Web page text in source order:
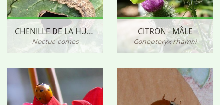
CHENILLE DE LA HULOTTE (NOCTUELLE)
Noctua comes
CITRON - MÂLE
Gonepteryx rhamni